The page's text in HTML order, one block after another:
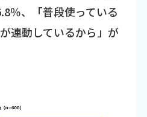
％、「普段使っている
連動しているから」が